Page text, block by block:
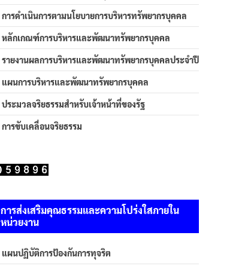
การดำเนินการตามนโยบายการบริหารทรัพยากรบุคคล
หลักเกณฑ์การบริหารและพัฒนาทรัพยากรบุคคล
รายงานผลการบริหารและพัฒนาทรัพยากรบุคคลประจำปี
แผนการบริหารและพัฒนาทรัพยากรบุคคล
ประมวลจริยธรรมสำหรับเจ้าหน้าที่ของรัฐ
การขับเคลื่อนจริยธรรม
การส่งเสริมคุณธรรมและความโปร่งใสภายใน
หน่วยงาน
แผนปฏิบัติการป้องกันการทุจริต